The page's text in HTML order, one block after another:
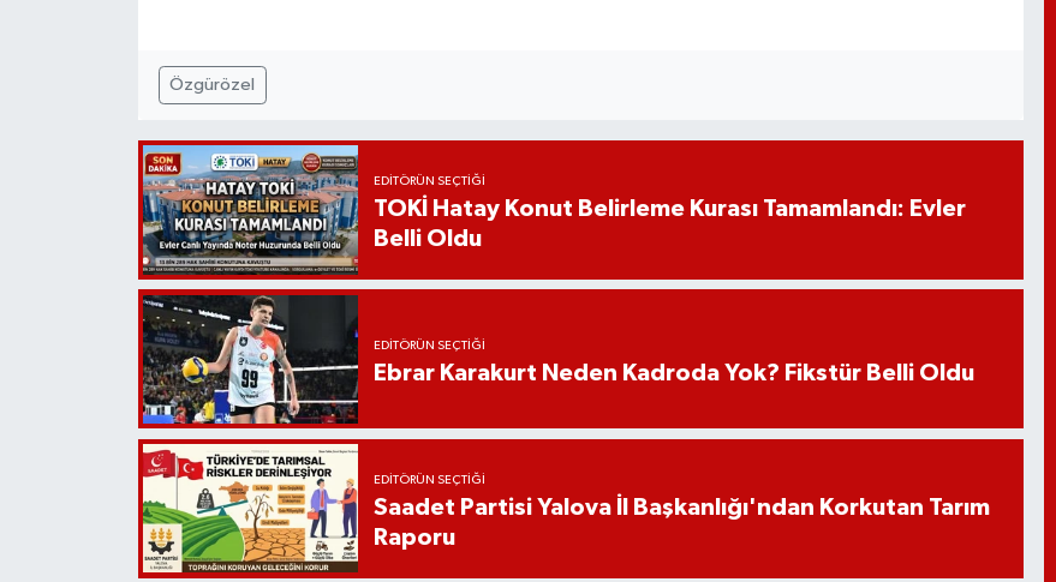
Özgürözel
EDITÖRÜN SEÇTIĞI
TOKİ Hatay Konut Belirleme Kurası Tamamlandı: Evler
Belli Oldu
EDITÖRÜN SEÇTIĞI
Ebrar Karakurt Neden Kadroda Yok? Fikstür Belli Oldu
EDITÖRÜN SEÇTIĞI
Saadet Partisi Yalova İl Başkanlığı'ndan Korkutan Tarım
Raporu